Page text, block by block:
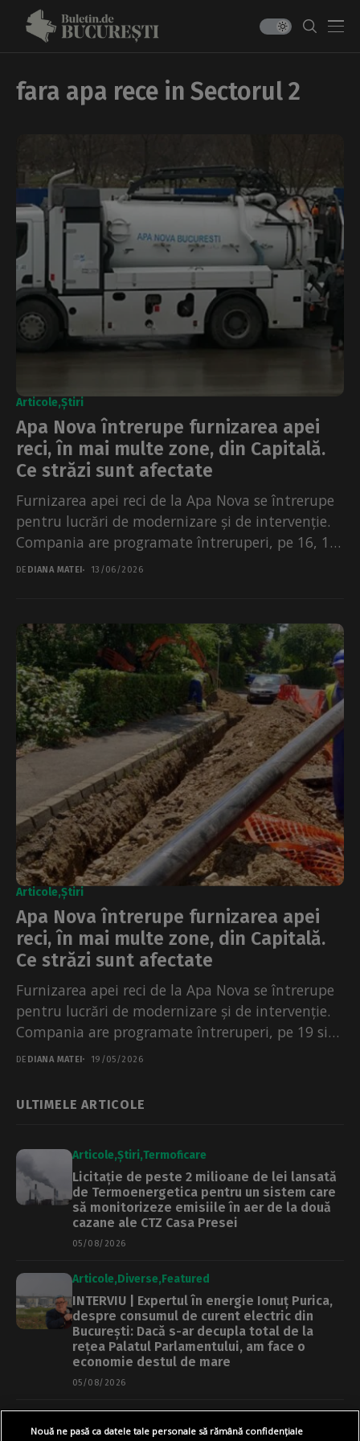
fara apa rece in Sectorul 2
Articole Știri
Apa Nova întrerupe furnizarea apei
reci, în mai multe zone, din Capitală.
Ce străzi sunt afectate
Furnizarea apei reci de la Apa Nova se întrerupe
pentru lucrări de modernizare și de intervenție.
Compania are programate întreruperi, pe 16, 17
si 18 iunie...
DE DIANA MATEI 13/06/2026
Articole Știri
Apa Nova întrerupe furnizarea apei
reci, în mai multe zone, din Capitală.
Ce străzi sunt afectate
Furnizarea apei reci de la Apa Nova se întrerupe
pentru lucrări de modernizare și de intervenție.
Compania are programate întreruperi, pe 19 si
20 mai...
DE DIANA MATEI 19/05/2026
ULTIMELE ARTICOLE
Articole Știri Termoficare
Licitație de peste 2 milioane de lei lansată
de Termoenergetica pentru un sistem care
să monitorizeze emisiile în aer de la două
cazane ale CTZ Casa Presei
05/08/2026
Articole Diverse Featured
INTERVIU | Expertul în energie Ionuț Purica,
despre consumul de curent electric din
București: Dacă s-ar decupla total de la
rețea Palatul Parlamentului, am face o
economie destul de mare
05/08/2026
Nouă ne pasă ca datele tale personale să rămână confidențiale